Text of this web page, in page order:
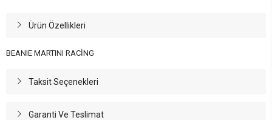
Ürün Özellikleri
BEANIE MARTINI RACİNG
Taksit Seçenekleri
Garanti Ve Teslimat